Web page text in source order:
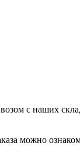
с наших
можно